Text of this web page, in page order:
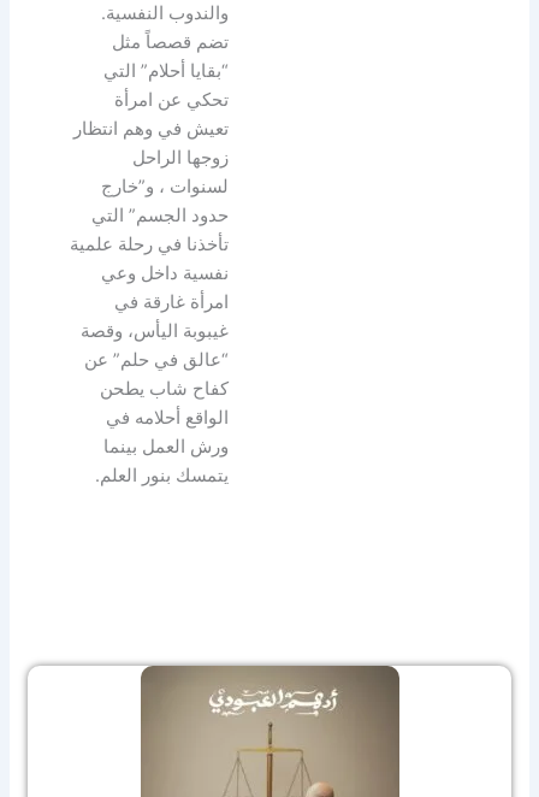
والندوب النفسية.
تضم قصصاً مثل
“بقايا أحلام” التي
تحكي عن امرأة
تعيش في وهم انتظار
زوجها الراحل
لسنوات ، و”خارج
حدود الجسم” التي
تأخذنا في رحلة علمية
نفسية داخل وعي
امرأة غارقة في
غيبوبة اليأس، وقصة
“عالق في حلم” عن
كفاح شاب يطحن
الواقع أحلامه في
ورش العمل بينما
يتمسك بنور العلم.